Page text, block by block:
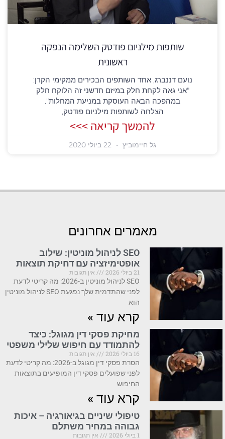
שותפות מילניום פודטק השלימה הנפקה
ראשונית
נועם דננברג, אחד השותפים הבכירים ממקימי הקרן:
"אני גאה לקחת חלק במיזם חדשני זה הלוקח חלק
במהפכה הבאה העוסקת במניעת המחלות".
הצלחה לשותפות מילניום פודטק,
להמשך קריאה >>>
גל חיימוביץ
מאמרים אחרונים
SEO לניהול מוניטין: שילוב
אופטימיזציה עם דחיקת תוצאות
21 ביולי 2026
אין תגובות
SEO לניהול מוניטין ב-2026: מה קריטי לדעת
לפני שהתדמית שלך נפגעת SEO לניהול מוניטין
הוא
קרא עוד »
מחיקת פסקי דין מגוגל: כיצד
להתמודד עם חיפוש שלילי משפטי
16 ביולי 2026
אין תגובות
הסרת פסקי דין מגוגל ב-2026: מה קריטי לדעת
לפני שפועלים פסקי דין המופיעים בתוצאות
החיפוש
קרא עוד »
טיפולי שיניים בגיאורגיה – איכות
גבוהה במחיר משתלם
1 ביולי 2026 אין תגובות